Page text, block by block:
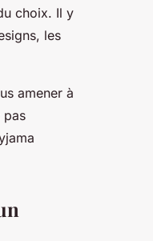
choix. Il y
les
amener à
pas